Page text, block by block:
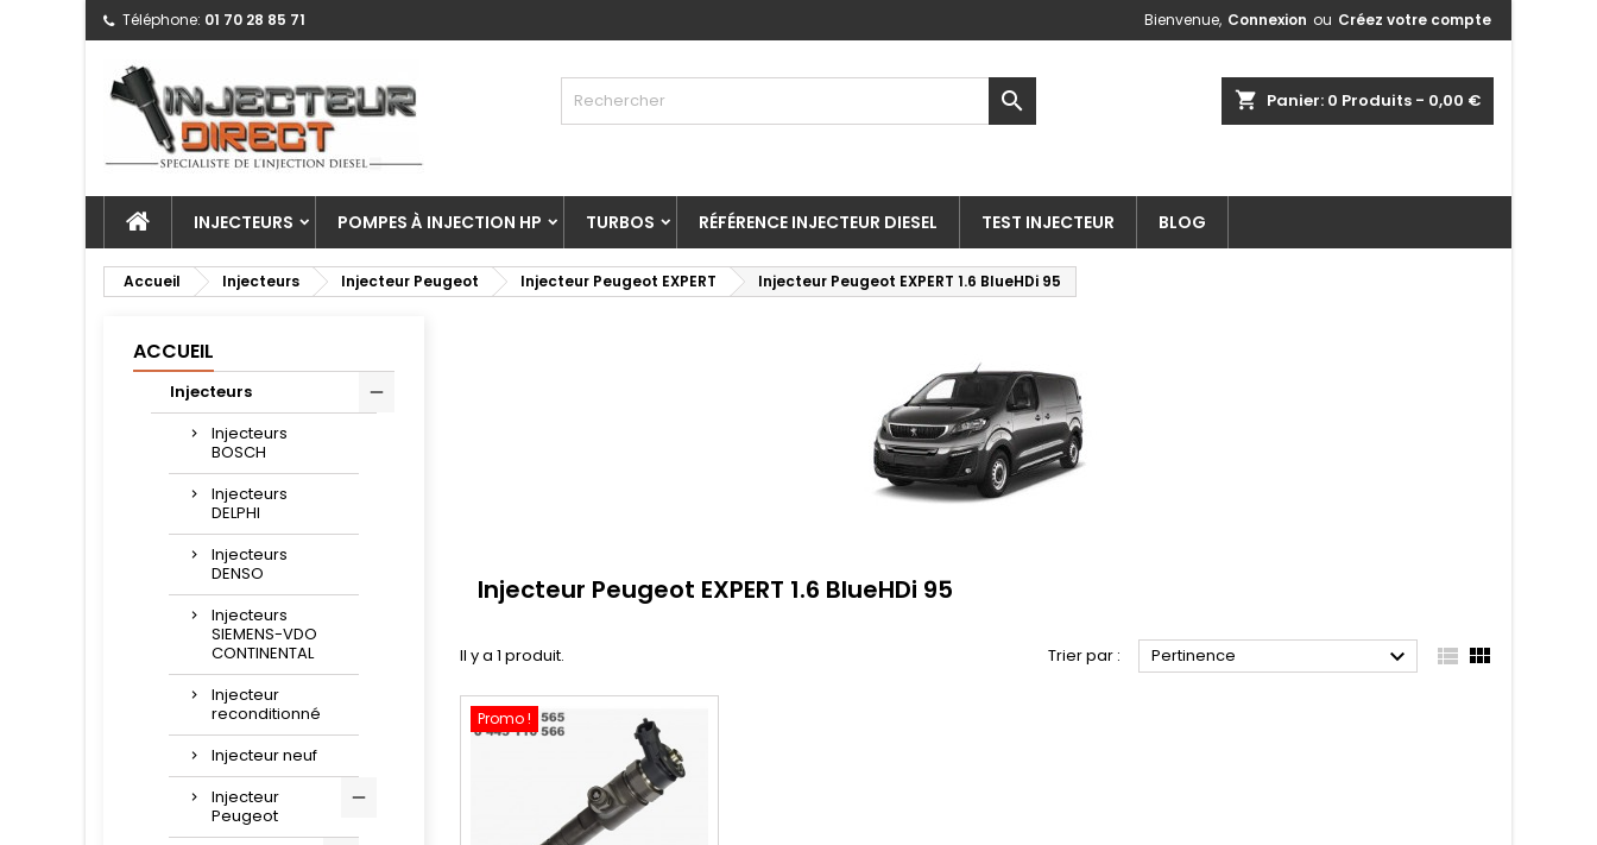
Téléphone: 01 70 28 85 71 Bienvenue, Connexion ou Créez votre compte
shopping_cart Panier: 0 Produits - 0,00 €

INJECTEURS POMPES À INJECTION HP TURBOS RÉFÉRENCE INJECTEUR DIESEL TEST INJECTEUR BLOG
Accueil Injecteurs Injecteur Peugeot Injecteur Peugeot EXPERT Injecteur Peugeot EXPERT 1.6 BlueHDi 95
ACCUEIL
Injecteurs
Injecteurs
BOSCH
Injecteurs
DELPHI
Injecteurs
DENSO
Injecteurs
SIEMENS-VDO
CONTINENTAL
Injecteur
reconditionné
Injecteur neuf
Injecteur
Peugeot
Injecteur Peugeot EXPERT 1.6 BlueHDi 95
Il y a 1 produit. Trier par : Pertinence   
Promo !